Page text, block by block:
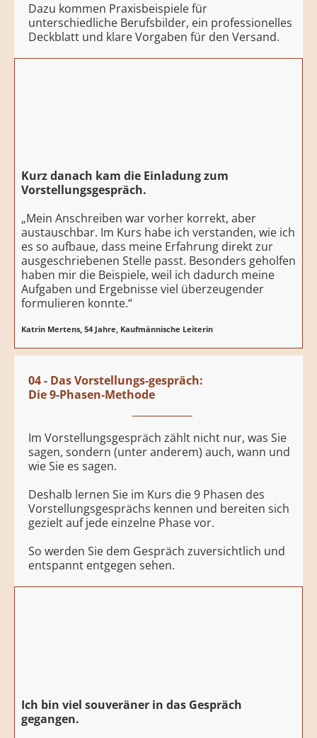
Dazu kommen Praxisbeispiele für
unterschiedliche Berufsbilder, ein professionelles
Deckblatt und klare Vorgaben für den Versand.
Kurz danach kam die Einladung zum
Vorstellungsgespräch.
„Mein Anschreiben war vorher korrekt, aber
austauschbar. Im Kurs habe ich verstanden, wie ich
es so aufbaue, dass meine Erfahrung direkt zur
ausgeschriebenen Stelle passt. Besonders geholfen
haben mir die Beispiele, weil ich dadurch meine
Aufgaben und Ergebnisse viel überzeugender
formulieren konnte.“
Katrin Mertens, 54 Jahre, Kaufmännische Leiterin
04 - Das Vorstellungs-gespräch:
Die 9-Phasen-Methode
Im Vorstellungsgespräch zählt nicht nur, was Sie
sagen, sondern (unter anderem) auch, wann und
wie Sie es sagen.
Deshalb lernen Sie im Kurs die 9 Phasen des
Vorstellungsgesprächs kennen und bereiten sich
gezielt auf jede einzelne Phase vor.
So werden Sie dem Gespräch zuversichtlich und
entspannt entgegen sehen.
Ich bin viel souveräner in das Gespräch
gegangen.